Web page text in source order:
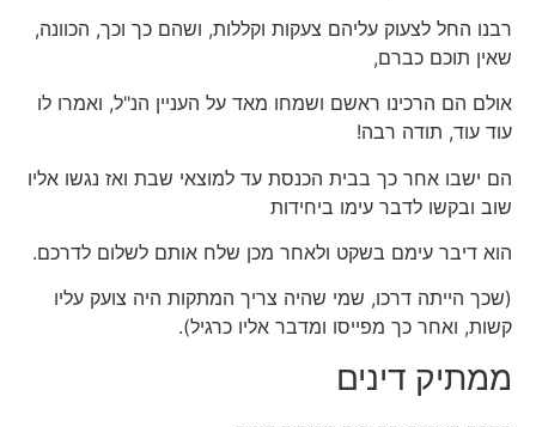
רבנו החל לצעוק עליהם צעקות וקללות, ושהם כך וכך, הכוונה,
שאין תוכם כברם,
אולם הם הרכינו ראשם ושמחו מאד על העניין הנ"ל, ואמרו לו
עוד עוד, תודה רבה!
הם ישבו אחר כך בבית הכנסת עד למוצאי שבת ואז נגשו אליו
שוב ובקשו לדבר עימו ביחידות
הוא דיבר עימם בשקט ולאחר מכן שלח אותם לשלום לדרכם.
(שכך הייתה דרכו, שמי שהיה צריך המתקות היה צועק עליו
קשות, ואחר כך מפייסו ומדבר אליו כרגיל).
ממתיק דינים